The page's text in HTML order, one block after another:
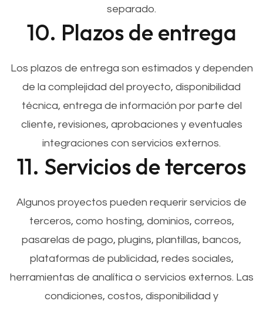
separado.
10. Plazos de entrega
Los plazos de entrega son estimados y dependen
de la complejidad del proyecto, disponibilidad
técnica, entrega de información por parte del
cliente, revisiones, aprobaciones y eventuales
integraciones con servicios externos.
11. Servicios de terceros
Algunos proyectos pueden requerir servicios de
terceros, como hosting, dominios, correos,
pasarelas de pago, plugins, plantillas, bancos,
plataformas de publicidad, redes sociales,
herramientas de analítica o servicios externos. Las
condiciones, costos, disponibilidad y